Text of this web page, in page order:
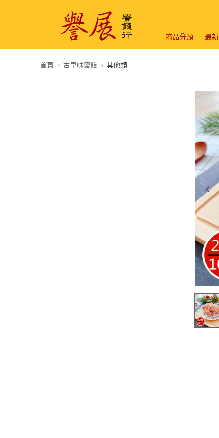
商品分類 最
首頁 古早味蜜餞 其他類